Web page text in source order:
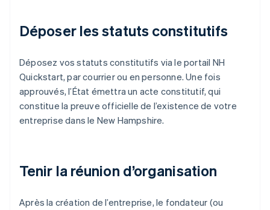
Déposer les statuts constitutifs
Déposez vos statuts constitutifs via le portail NH
Quickstart, par courrier ou en personne. Une fois
approuvés, l’État émettra un acte constitutif, qui
constitue la preuve officielle de l’existence de votre
entreprise dans le New Hampshire.
Tenir la réunion d’organisation
Après la création de l’entreprise, le fondateur (ou